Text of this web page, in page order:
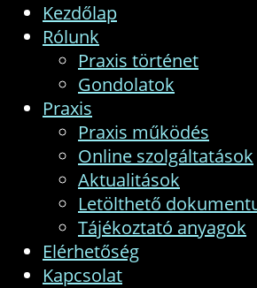
Kezdőlap
Rólunk
Praxis történet
Gondolatok
Praxis
Praxis működés
Online szolgáltatások
Aktualitások
Letölthető
Tájékoztató anyagok
Elérhetőség
Kapcsolat